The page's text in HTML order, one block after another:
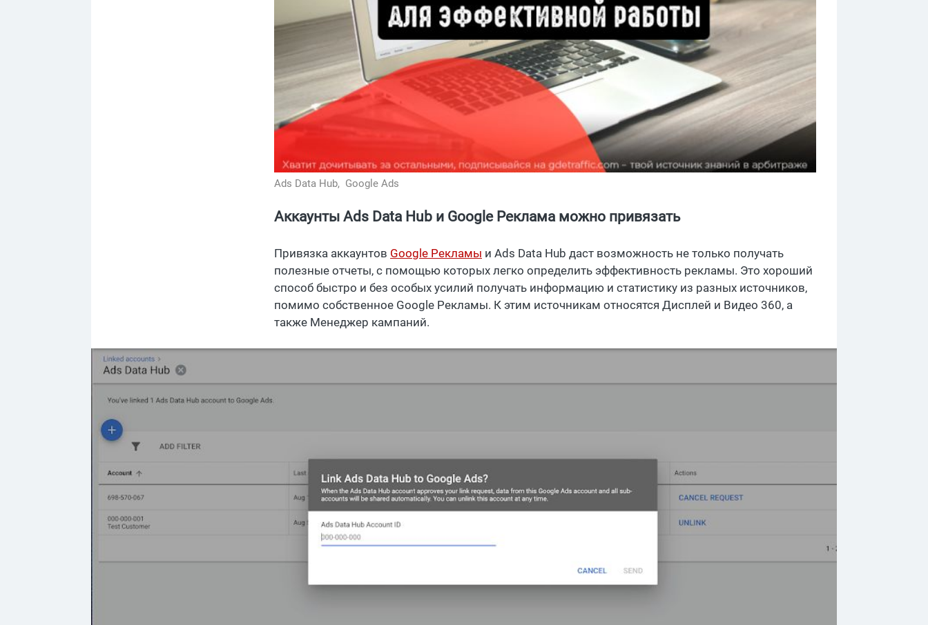
Ads Data Hub, Google Ads
Аккаунты Ads Data Hub и Google Реклама можно привязать
Привязка аккаунтов Google Рекламы и Ads Data Hub даст возможность не только получать
полезные отчеты, с помощью которых легко определить эффективность рекламы. Это хороший
способ быстро и без особых усилий получать информацию и статистику из разных источников,
помимо собственное Google Рекламы. К этим источникам относятся Дисплей и Видео 360, а
также Менеджер кампаний.